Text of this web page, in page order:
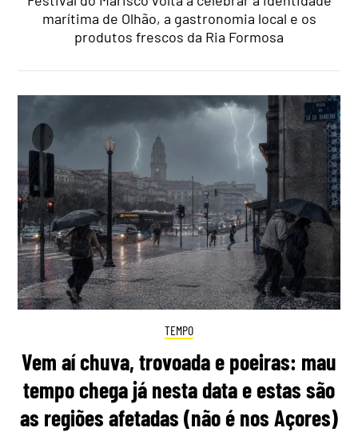
marítima de Olhão, a gastronomia local e os
produtos frescos da Ria Formosa
TEMPO
Vem aí chuva, trovoada e poeiras: mau
tempo chega já nesta data e estas são
as regiões afetadas (não é nos Açores)